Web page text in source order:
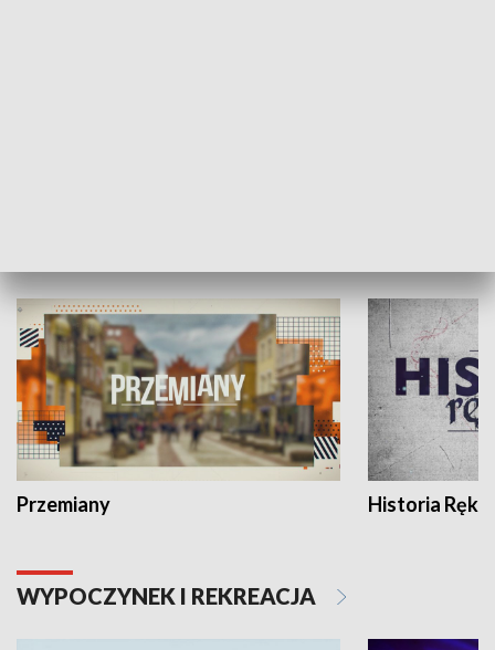
Przemiany Historia Ręką
WYPOCZYNEK I REKREACJA